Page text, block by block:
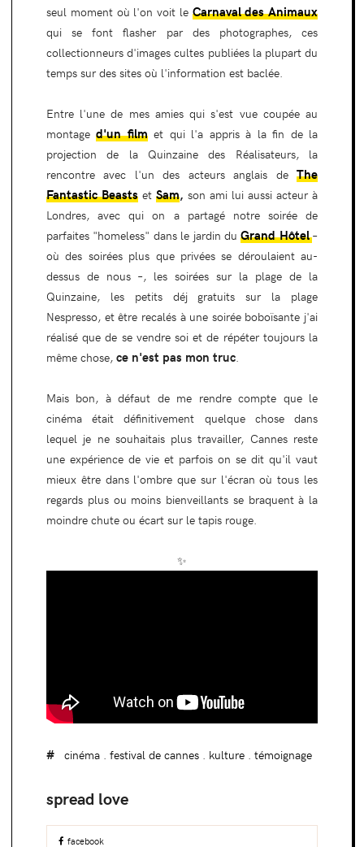
seul moment où l'on voit le Carnaval des Animaux
qui se font flasher par des photographes, ces
collectionneurs d'images cultes publiées la plupart du
temps sur des sites où l'information est baclée.
Entre l'une de mes amies qui s'est vue coupée au
montaged'un filmet qui l'a appris à la fin de la
projection de la Quinzaine des Réalisateurs, la
rencontre avec l'un des acteurs anglais de The
Fantastic Beasts et Sam, son ami lui aussi acteur à
Londres, avec qui on a partagé notre soirée de
parfaites "homeless" dans le jardin duGrand Hôtel –
où des soirées plus que privées se déroulaient au-
dessus de nous –, les soirées sur la plage de la
Quinzaine, les petits déj gratuits sur la plage
Nespresso, et être recalés à une soirée boboïsante j'ai
réalisé que de se vendre soi et de répéter toujours la
même chose, ce n'est pas mon truc
Mais bon, à défaut de me rendre compte que le
cinéma était définitivement quelque chose dans
lequel je ne souhaitais plus travailler, Cannes reste
une expérience de vie et parfois on se dit qu'il vaut
mieux être dans l'ombre que sur l'écran où tous les
regards plus ou moins bienveillants se braquent à la
moindre chute ou écart sur le tapis rouge.
✨
cinéma. festival de cannes. kulture. témoignage
facebook